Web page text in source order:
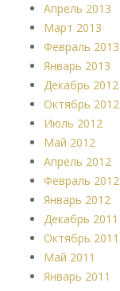
Апрель 2013
Март 2013
Февраль 2013
Январь 2013
Декабрь 2012
Октябрь 2012
Июль 2012
Май 2012
Апрель 2012
Февраль 2012
Январь 2012
Декабрь 2011
Октябрь 2011
Май 2011
Январь 2011